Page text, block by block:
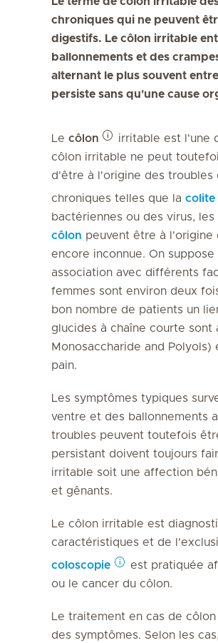
chroniques qui ne peuvent
digestifs. Le côlon irritable
ballonnements et des
alternant le plus souvent
persiste sans qu'une cause
Le côlon
irritable est l'une
côlon irritable ne peut
d'être à l'origine des troubles
chroniques telles que la colite
bactériennes ou des virus,
côlon peuvent être à l'origine
encore inconnue. On
association avec différents
femmes sont environ deux
bon nombre de patients un
glucides à chaîne courte sont
Monosaccharide and
pain.
Les symptômes typiques
ventre et des ballonnements
troubles peuvent toutefois
persistant doivent toujours
irritable soit une affection
et gênants.
Le côlon irritable est
caractéristiques et de
coloscopie
est pratiquée
ou le cancer du côlon.
Le traitement en cas de
des symptômes. Selon les